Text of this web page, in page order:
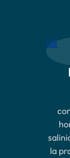
📊
la